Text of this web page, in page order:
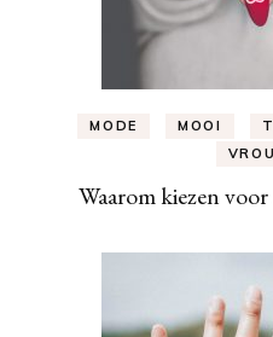
MODE MOOI
Waarom kiezen